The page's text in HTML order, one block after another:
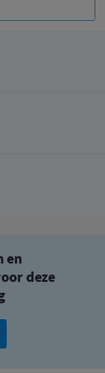
en
deze